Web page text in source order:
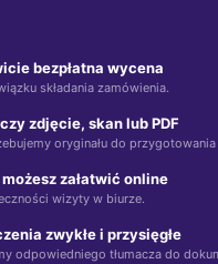
bezpłatna wycena
składania zamówienia.
zdjęcie, skan lub PDF
oryginału do przygotowania
możesz załatwić online
wizyty w biurze.
zwykłe i przysięgłe
odpowiedniego tłumacza do